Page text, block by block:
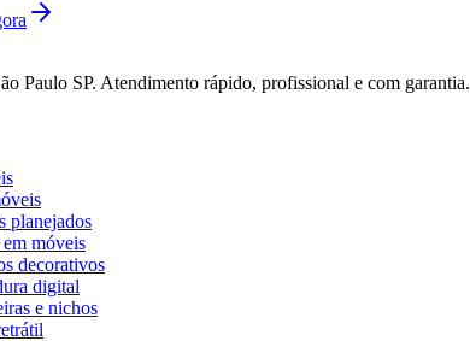
Paulo SP. Atendimento rápido, profissional e com garantia.
planejados
em móveis
decorativos
digital
e nichos